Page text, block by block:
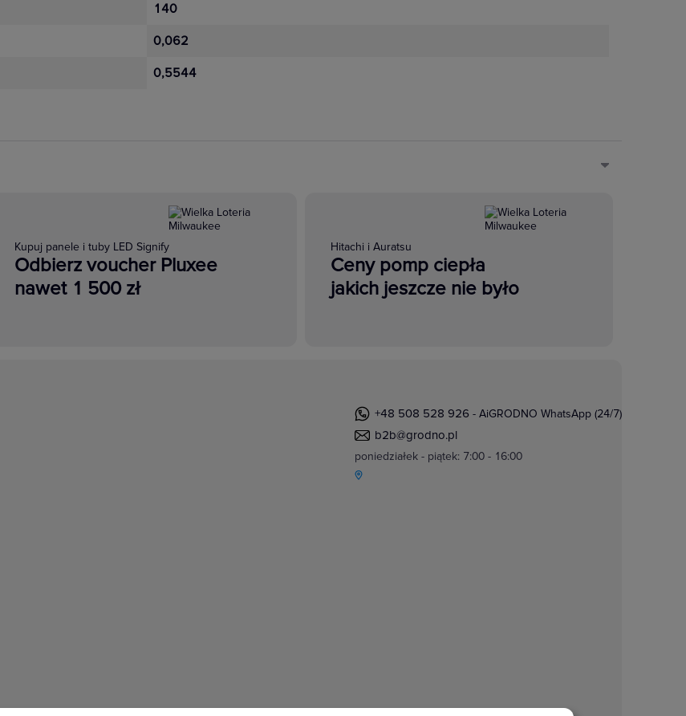
140
0,062
0,5544
Kupuj panele i tuby LED Signify
Odbierz voucher Pluxee
nawet 1 500 zł
Hitachi i Auratsu
Ceny pomp ciepła
jakich jeszcze nie było
+48 508 528 926 - AiGRODNO WhatsApp (24/7)
b2b@grodno.pl
poniedziałek - piątek: 7:00 - 16:00